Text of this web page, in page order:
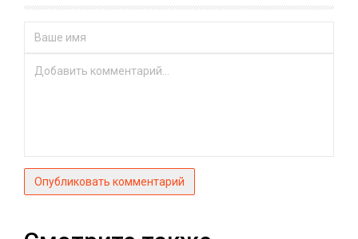
Опубликовать комментарий